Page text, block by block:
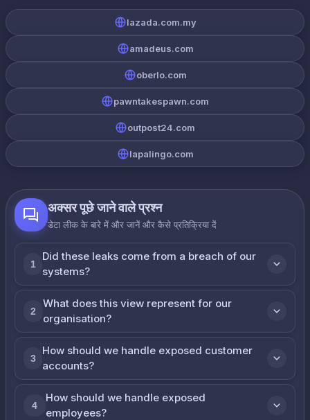
lazada.com.my
amadeus.com
oberlo.com
pawntakespawn.com
outpost24.com
lapalingo.com
अक्सर पूछे जाने वाले प्रश्न
डेटा लीक के बारे में और जानें और कैसे प्रतिक्रिया दें
1
Did these leaks come from a breach of our
systems?
2
What does this view represent for our
organisation?
3
How should we handle exposed customer
accounts?
4
How should we handle exposed
employees?